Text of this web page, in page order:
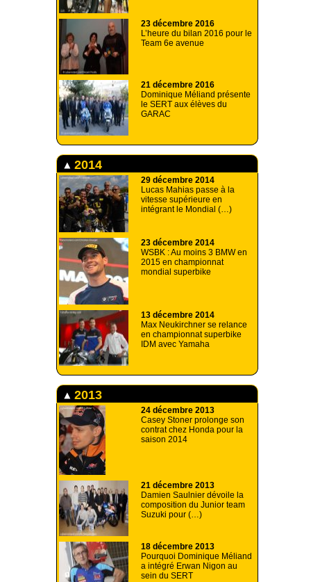
23 décembre 2016
L’heure du bilan 2016 pour le
Team 6e avenue
21 décembre 2016
Dominique Méliand présente
le SERT aux élèves du
GARAC
2014
29 décembre 2014
Lucas Mahias passe à la
vitesse supérieure en
intégrant le Mondial (…)
23 décembre 2014
WSBK : Au moins 3 BMW en
2015 en championnat
mondial superbike
13 décembre 2014
Max Neukirchner se relance
en championnat superbike
IDM avec Yamaha
2013
24 décembre 2013
Casey Stoner prolonge son
contrat chez Honda pour la
saison 2014
21 décembre 2013
Damien Saulnier dévoile la
composition du Junior team
Suzuki pour (…)
18 décembre 2013
Pourquoi Dominique Méliand
a intégré Erwan Nigon au
sein du SERT